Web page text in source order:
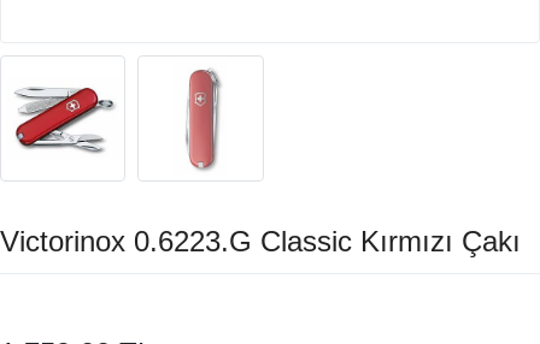
Victorinox 0.6223.G Classic Kırmızı Çakı